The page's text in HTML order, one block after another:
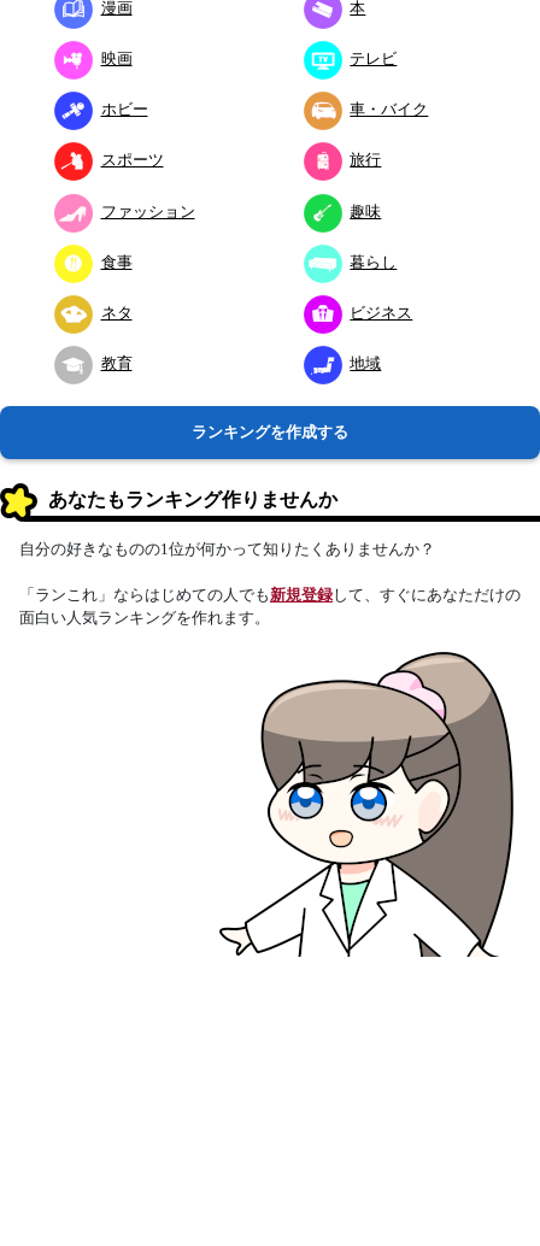
漫画 本
映画 テレビ
ホビー 車・バイク
スポーツ 旅行
ファッション 趣味
食事 暮らし
ネタ ビジネス
教育 地域
ランキングを作成する
あなたもランキング作りませんか
自分の好きなものの1位が何かって知りたくありませんか？
「ランこれ」ならはじめての人でも新規登録して、すぐにあなただけの
面白い人気ランキングを作れます。